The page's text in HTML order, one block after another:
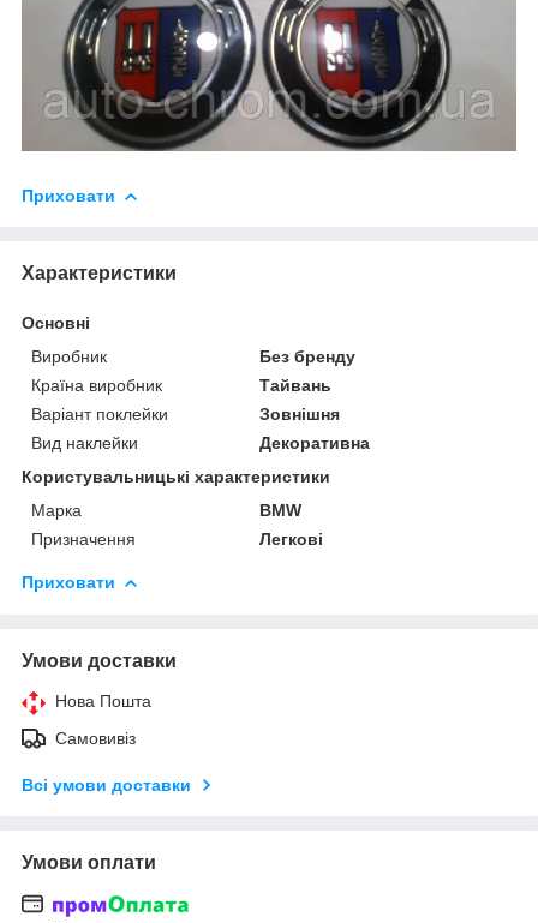
Приховати
Характеристики
Основні
Виробник
Без бренду
Країна виробник
Тайвань
Варіант поклейки
Зовнішня
Вид наклейки
Декоративна
Користувальницькі характеристики
Марка
BMW
Призначення
Легкові
Приховати
Умови доставки
Нова Пошта
Самовивіз
Всі умови доставки
Умови оплати